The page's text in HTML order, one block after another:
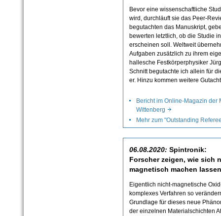
Bevor eine wissenschaftliche
wird, durchläuft sie das Peer-
begutachten das Manuskript,
bewerten letztlich, ob die Studie
erscheinen soll. Weltweit
Aufgaben zusätzlich zu ihrem
hallesche Festkörperphysiker
Schnitt begutachte ich allein für
er. Hinzu kommen weitere
Bericht im Online-Magazin
Wittenberg
Mehr zum "Outstanding
06.08.2020: Spintronik:
Forscher zeigen, wie sich
magnetisch machen lassen
Eigentlich nicht-magnetische
komplexes Verfahren so
Grundlage für dieses neue
der einzelnen Materialschichten